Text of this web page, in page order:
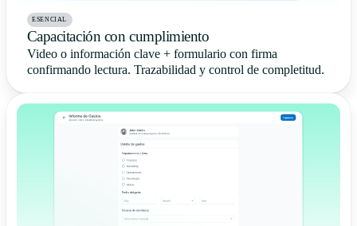
ESENCIAL
Capacitación con cumplimiento
Video o información clave + formulario con firma
confirmando lectura. Trazabilidad y control de completitud.